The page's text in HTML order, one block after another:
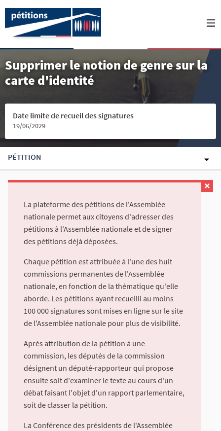
Supprimer le notion de genre sur la
carte d'identité
Date limite de recueil des signatures
19/06/2029
PÉTITION
La plateforme des pétitions de l'Assemblée
nationale permet aux citoyens d'adresser des
pétitions à l'Assemblée nationale et de signer
des pétitions déjà déposées.
Chaque pétition est attribuée à l'une des huit
commissions permanentes de l'Assemblée
nationale, en fonction de la thématique qu'elle
aborde. Les pétitions ayant recueilli au moins
100 000 signatures sont mises en ligne sur le site
de l'Assemblée nationale pour plus de visibilité.
Après attribution de la pétition à une
commission, les députés de la commission
désignent un député-rapporteur qui propose
ensuite soit d'examiner le texte au cours d'un
débat faisant l'objet d'un rapport parlementaire,
soit de classer la pétition.
La Conférence des présidents de l'Assemblée